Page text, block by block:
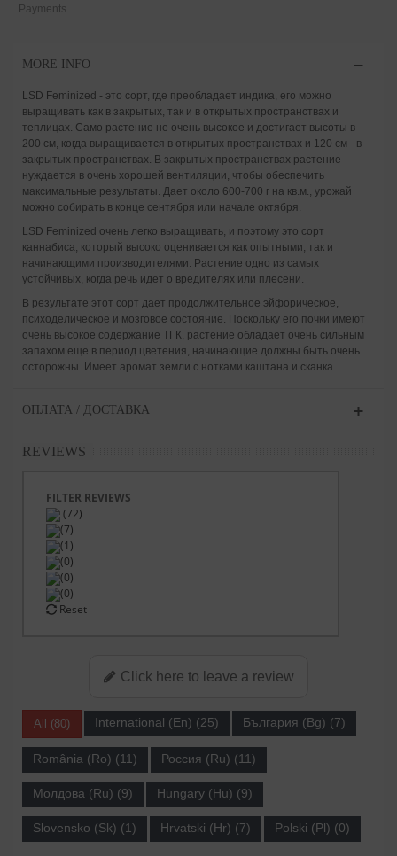
Payments.
MORE INFO
LSD Feminized - это сорт, где преобладает индика, его можно
выращивать как в закрытых, так и в открытых пространствах и
теплицах. Само растение не очень высокое и достигает высоты в
200 см, когда выращивается в открытых пространствах и 120 см - в
закрытых пространствах. В закрытых пространствах растение
нуждается в очень хорошей вентиляции, чтобы обеспечить
максимальные результаты. Дает около 600-700 г на кв.м., урожай
можно собирать в конце сентября или начале октября.
LSD Feminized очень легко выращивать, и поэтому это сорт
каннабиса, который высоко оценивается как опытными, так и
начинающими производителями. Растение одно из самых
устойчивых, когда речь идет о вредителях или плесени.
В результате этот сорт дает продолжительное эйфорическое,
психоделическое и мозговое состояние. Поскольку его почки имеют
очень высокое содержание ТГК, растение обладает очень сильным
запахом еще в период цветения, начинающие должны быть очень
осторожны. Имеет аромат земли с нотками каштана и сканка.
ОПЛАТА / ДОСТАВКА
REVIEWS
FILTER REVIEWS
(72)
(7)
(1)
(0)
(0)
(0)
Reset
Click here to leave a review
All (80) International (En) (25) България (Bg) (7)
România (Ro) (11) Россия (Ru) (11)
Молдова (Ru) (9) Hungary (Hu) (9)
Slovensko (Sk) (1) Hrvatski (Hr) (7) Polski (Pl) (0)